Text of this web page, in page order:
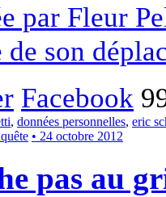
par Fleur
de son
Facebook
, données personnelles, eric
• 24 octobre 2012
pas au